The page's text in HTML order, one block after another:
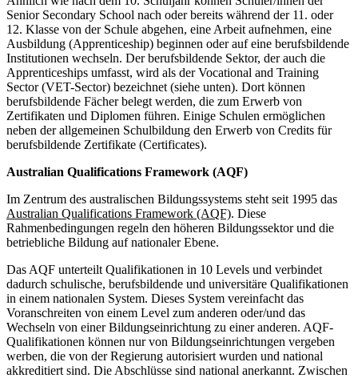
Senior Secondary School nach oder bereits während der 11. oder
12. Klasse von der Schule abgehen, eine Arbeit aufnehmen, eine
Ausbildung (Apprenticeship) beginnen oder auf eine berufsbildende
Institutionen wechseln. Der berufsbildende Sektor, der auch die
Apprenticeships umfasst, wird als der Vocational and Training
Sector (VET-Sector) bezeichnet (siehe unten). Dort können
berufsbildende Fächer belegt werden, die zum Erwerb von
Zertifikaten und Diplomen führen. Einige Schulen ermöglichen
neben der allgemeinen Schulbildung den Erwerb von Credits für
berufsbildende Zertifikate (Certificates).
Australian Qualifications Framework (AQF)
Im Zentrum des australischen Bildungssystems steht seit 1995 das
Australian Qualifications Framework (AQF). Diese
Rahmenbedingungen regeln den höheren Bildungssektor und die
betriebliche Bildung auf nationaler Ebene.
Das AQF unterteilt Qualifikationen in 10 Levels und verbindet
dadurch schulische, berufsbildende und universitäre Qualifikationen
in einem nationalen System. Dieses System vereinfacht das
Voranschreiten von einem Level zum anderen oder/und das
Wechseln von einer Bildungseinrichtung zu einer anderen. AQF-
Qualifikationen können nur von Bildungseinrichtungen vergeben
werben, die von der Regierung autorisiert wurden und national
akkreditiert sind. Die Abschlüsse sind national anerkannt. Zwischen